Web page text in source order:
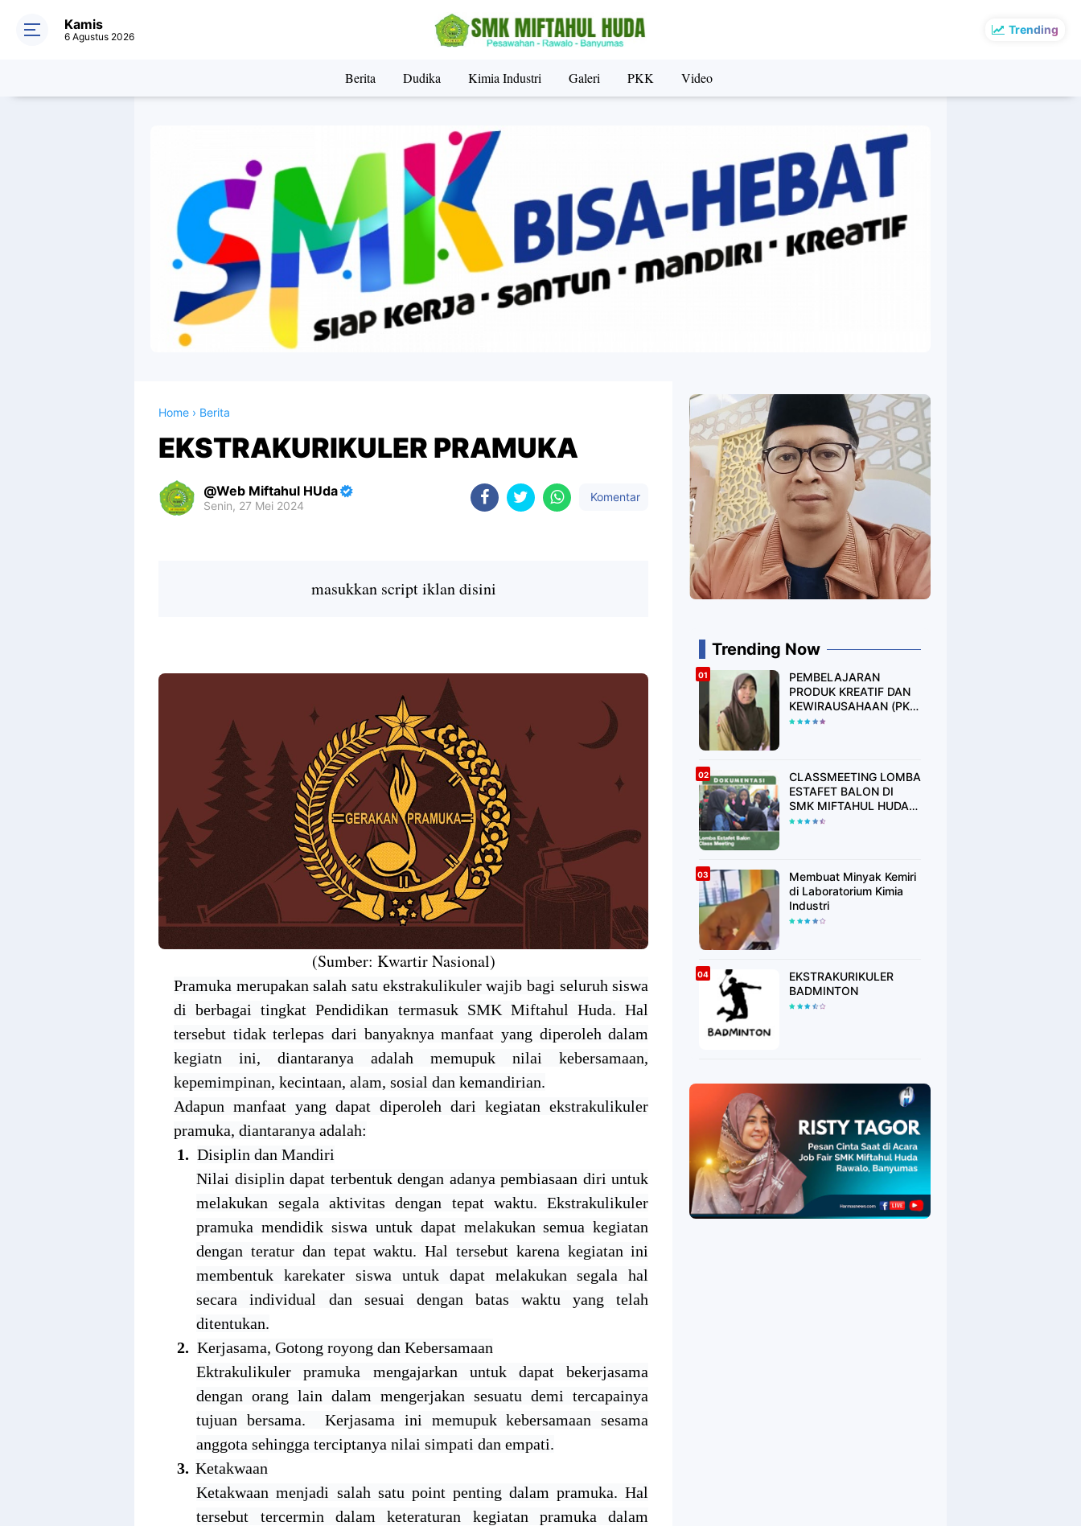
Trending
Kamis
6 Agustus 2026
Berita Dudika Kimia Industri Galeri PKK Video
Home › Berita
EKSTRAKURIKULER PRAMUKA
Web Miftahul HUda
Senin, 27 Mei 2024
Komentar
masukkan script iklan disini
(Sumber: Kwartir Nasional)
Pramuka merupakan salah satu ekstrakulikuler wajib bagi seluruh siswa
di berbagai tingkat Pendidikan termasuk SMK Miftahul Huda. Hal
tersebut tidak terlepas dari banyaknya manfaat yang diperoleh dalam
kegiatn ini, diantaranya adalah memupuk nilai kebersamaan,
kepemimpinan, kecintaan, alam, sosial dan kemandirian.
Adapun manfaat yang dapat diperoleh dari kegiatan ekstrakulikuler
pramuka, diantaranya adalah:
1. Disiplin dan Mandiri
Nilai disiplin dapat terbentuk dengan adanya pembiasaan diri untuk
melakukan segala aktivitas dengan tepat waktu. Ekstrakulikuler
pramuka mendidik siswa untuk dapat melakukan semua kegiatan
dengan teratur dan tepat waktu. Hal tersebut karena kegiatan ini
membentuk karekater siswa untuk dapat melakukan segala hal
secara individual dan sesuai dengan batas waktu yang telah
ditentukan.
2. Kerjasama, Gotong royong dan Kebersamaan
Ektrakulikuler pramuka mengajarkan untuk dapat bekerjasama
dengan orang lain dalam mengerjakan sesuatu demi tercapainya
tujuan bersama.
Kerjasama ini memupuk kebersamaan sesama
anggota sehingga terciptanya nilai simpati dan empati.
3. Ketakwaan
Ketakwaan menjadi salah satu point penting dalam pramuka. Hal
tersebut tercermin dalam keteraturan kegiatan pramuka dalam
Trending Now
PEMBELAJARAN
PRODUK KREATIF DAN
KEWIRAUSAHAAN (PKK)
DESAIN PRODUK
CLASSMEETING LOMBA
ESTAFET BALON DI
SMK MIFTAHUL HUDA
RAWALO
Membuat Minyak Kemiri
di Laboratorium Kimia
Industri
EKSTRAKURIKULER
BADMINTON